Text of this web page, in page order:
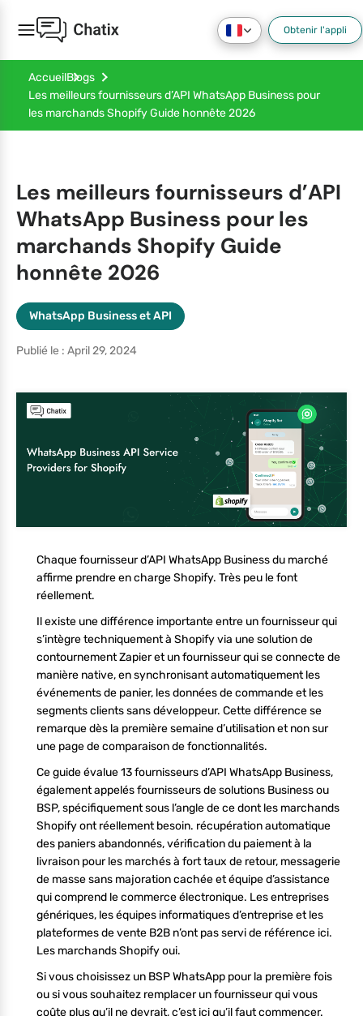
Obtenir l'appli
AccueilBlogs
Les meilleurs fournisseurs d’API WhatsApp Business pour
les marchands Shopify Guide honnête 2026
Les meilleurs fournisseurs d’API
WhatsApp Business pour les
marchands Shopify Guide
honnête 2026
WhatsApp Business et API
Publié le : April 29, 2024
Chaque fournisseur d’API WhatsApp Business du marché
affirme prendre en charge Shopify. Très peu le font
réellement.
Il existe une différence importante entre un fournisseur qui
s’intègre techniquement à Shopify via une solution de
contournement Zapier et un fournisseur qui se connecte de
manière native, en synchronisant automatiquement les
événements de panier, les données de commande et les
segments clients sans développeur. Cette différence se
remarque dès la première semaine d’utilisation et non sur
une page de comparaison de fonctionnalités.
Ce guide évalue 13 fournisseurs d’API WhatsApp Business,
également appelés fournisseurs de solutions Business ou
BSP, spécifiquement sous l’angle de ce dont les marchands
Shopify ont réellement besoin. récupération automatique
des paniers abandonnés, vérification du paiement à la
livraison pour les marchés à fort taux de retour, messagerie
de masse sans majoration cachée et équipe d’assistance
qui comprend le commerce électronique. Les entreprises
génériques, les équipes informatiques d’entreprise et les
plateformes de vente B2B n’ont pas servi de référence ici.
Les marchands Shopify oui.
Si vous choisissez un BSP WhatsApp pour la première fois
ou si vous souhaitez remplacer un fournisseur qui vous
coûte plus qu’il ne devrait, c’est ici qu’il faut commencer.